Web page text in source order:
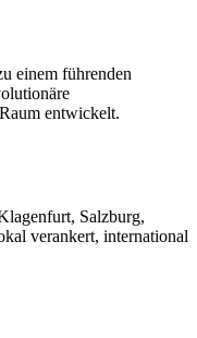
einem führenden
entwickelt.
Salzburg,
verankert, international